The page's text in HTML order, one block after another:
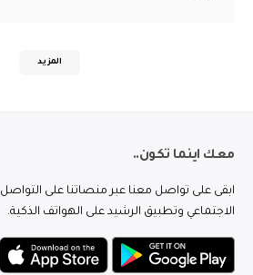
المزيد
معك اينما تكون..
ابقى على تواصل معنا عبر منصاتنا على التواصل
الاجتماعي وتطبيق الرشيد على الهواتف الذكية.